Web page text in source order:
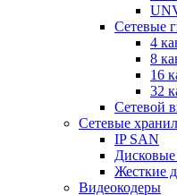
Сетевые
4
8
16
32
Сетевой
Сетевые
IP SAN
Жесткие
Видеокодеры